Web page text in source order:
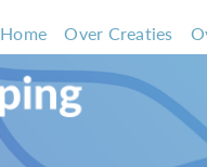
Home Over Creaties